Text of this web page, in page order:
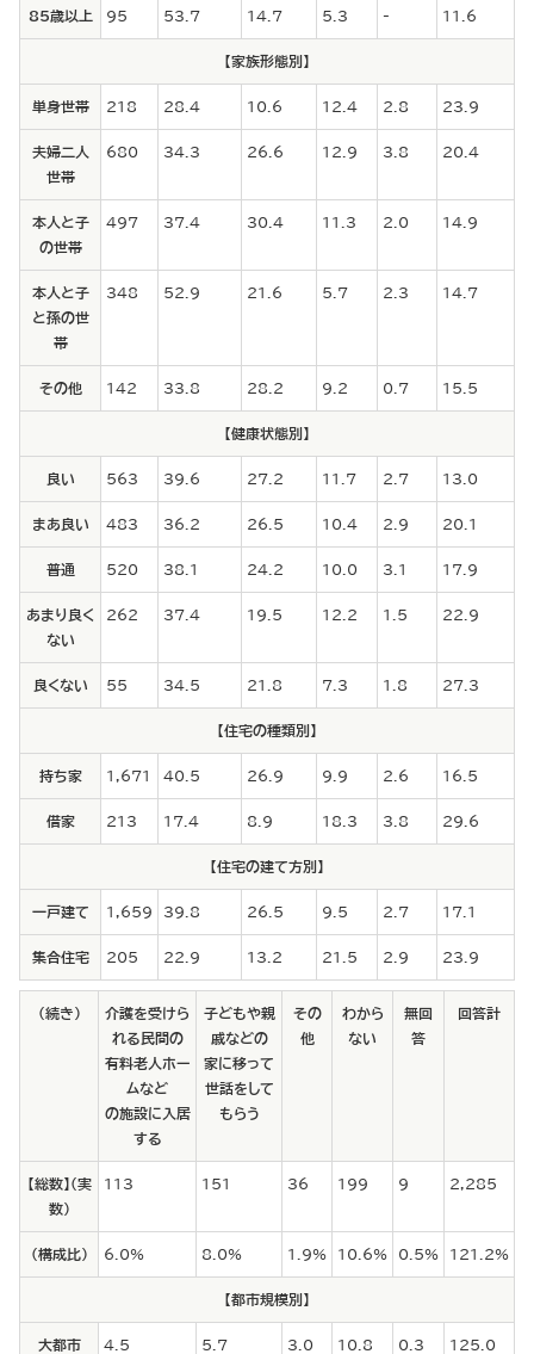
85歳以上 95 53.7 14.7 5.3 - 11.6
【家族形態別】
単身世帯 218 28.4 10.6 12.4 2.8 23.9
夫婦二人
世帯
680 34.3 26.6 12.9 3.8 20.4
本人と子
の世帯
497 37.4 30.4 11.3 2.0 14.9
本人と子
と孫の世
帯
348 52.9 21.6 5.7 2.3 14.7
その他 142 33.8 28.2 9.2 0.7 15.5
【健康状態別】
良い 563 39.6 27.2 11.7 2.7 13.0
まあ良い 483 36.2 26.5 10.4 2.9 20.1
普通 520 38.1 24.2 10.0 3.1 17.9
あまり良く
ない
262 37.4 19.5 12.2 1.5 22.9
良くない 55 34.5 21.8 7.3 1.8 27.3
【住宅の種類別】
持ち家 1,671 40.5 26.9 9.9 2.6 16.5
借家 213 17.4 8.9 18.3 3.8 29.6
【住宅の建て方別】
一戸建て 1,659 39.8 26.5 9.5 2.7 17.1
集合住宅 205 22.9 13.2 21.5 2.9 23.9
（続き）
介護を受けら
れる民間の
有料老人ホー
ムなど
の施設に入居
する
子どもや親
戚などの
家に移って
世話をして
もらう
その
他
わから
ない
無回
答
回答計
【総数】（実
数）
113 151 36 199 9 2,285
（構成比） 6.0% 8.0% 1.9% 10.6% 0.5% 121.2%
【都市規模別】
大都市 4.5 5.7 3.0 10.8 0.3 125.0